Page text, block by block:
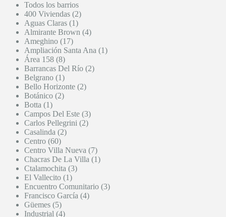
Todos los barrios
400 Viviendas (2)
Aguas Claras (1)
Almirante Brown (4)
Ameghino (17)
Ampliación Santa Ana (1)
Área 158 (8)
Barrancas Del Río (2)
Belgrano (1)
Bello Horizonte (2)
Botánico (2)
Botta (1)
Campos Del Este (3)
Carlos Pellegrini (2)
Casalinda (2)
Centro (60)
Centro Villa Nueva (7)
Chacras De La Villa (1)
Ctalamochita (3)
El Vallecito (1)
Encuentro Comunitario (3)
Francisco García (4)
Güemes (5)
Industrial (4)